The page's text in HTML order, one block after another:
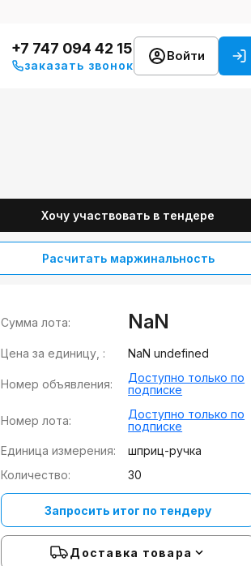
+7 747 094 42 15
заказать звонок
Войти
Хочу участвовать в тендере
Расчитать маржинальность
Сумма лота: NaN
Цена за единицу, : NaN undefined
Номер объявления:
Доступно только по
подписке
Номер лота:
Доступно только по
подписке
Единица измерения:
шприц-ручка
Количество:
30
Запросить итог по тендеру
Доставка товара